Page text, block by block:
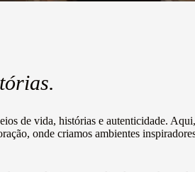
de vida, histórias e autenticidade.
onde criamos ambientes